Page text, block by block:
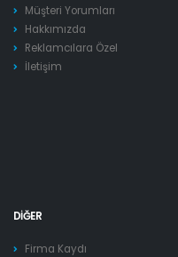
Müşteri Yorumları
Hakkımızda
Reklamcılara Özel
İletişim
DIĞER
Firma Kaydı